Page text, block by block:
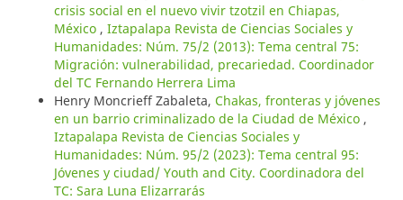
crisis social en el nuevo vivir tzotzil en Chiapas,
México , Iztapalapa Revista de Ciencias Sociales y
Humanidades: Núm. 75/2 (2013): Tema central 75:
Migración: vulnerabilidad, precariedad. Coordinador
del TC Fernando Herrera Lima
Henry Moncrieff Zabaleta, Chakas, fronteras y jóvenes
en un barrio criminalizado de la Ciudad de México ,
Iztapalapa Revista de Ciencias Sociales y
Humanidades: Núm. 95/2 (2023): Tema central 95:
Jóvenes y ciudad/ Youth and City. Coordinadora del
TC: Sara Luna Elizarrarás